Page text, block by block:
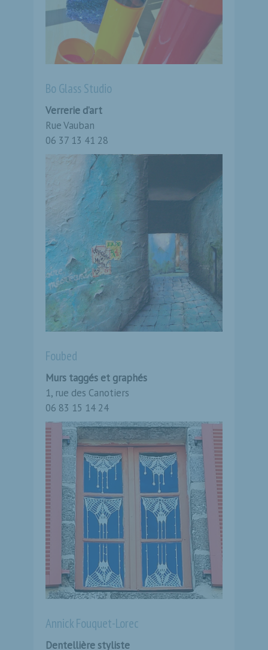
Bo Glass Studio
Verrerie d’art
Rue Vauban
06 37 13 41 28
Foubed
Murs taggés et graphés
1, rue des Canotiers
06 83 15 14 24
Annick Fouquet-Lorec
Dentellière styliste